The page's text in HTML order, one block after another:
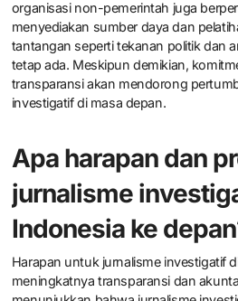
jurnalisme
Indonesia?
Masa depan jurnalisme investigatif di
semakin berkembang. Dengan
mendalam. Banyak media mulai
jurnalisme investigatif. Hal ini
kepercayaan publik terhadap media.
organisasi non-pemerintah juga
menyediakan sumber daya dan
tantangan seperti tekanan politik dan
tetap ada. Meskipun demikian,
transparansi akan mendorong